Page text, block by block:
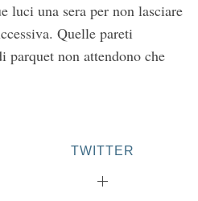
luci una sera per non lasciare
Quelle pareti
parquet non attendono che
TWITTER